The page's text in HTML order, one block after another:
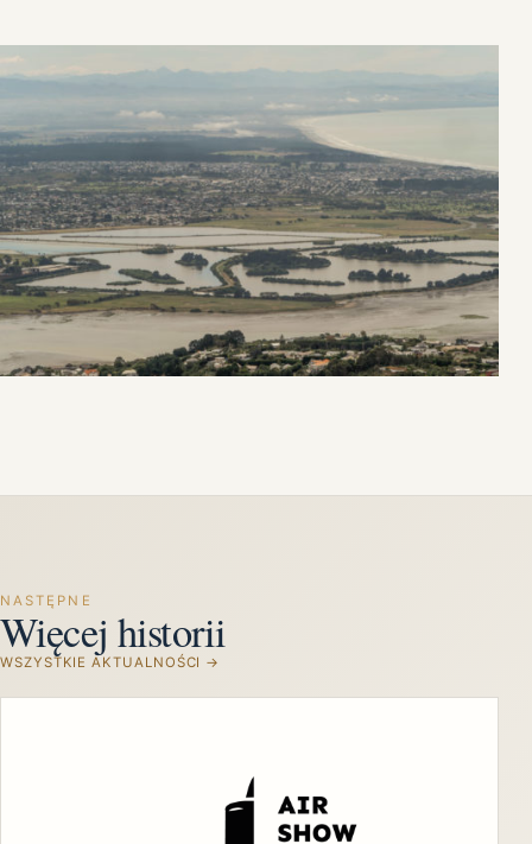
NASTĘPNE
Więcej historii
WSZYSTKIE AKTUALNOŚCI →